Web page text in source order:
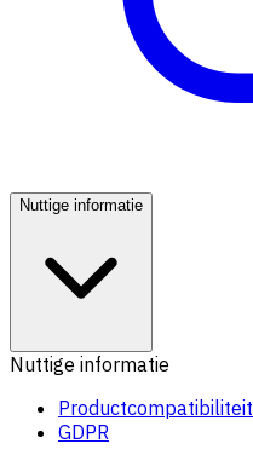
Nuttige informatie
Nuttige informatie
Productcompatibiliteit
GDPR